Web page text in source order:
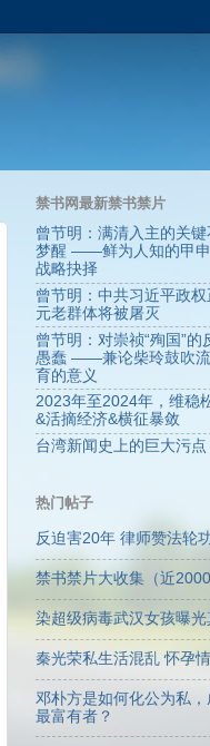
禁书网最新禁书禁片
曾节明：满清入主的关
梦醒 ——鲜为人知的甲申
战略抉择
曾节明：中共习近平政
元老群体将被屠灭
曾节明：对崇祯“殉国”
愚蠢 ——兼论柴玲鼓吹流
育的意义
2023年至2024年，维稳
&活摘经济&横征暴敛
台湾新闻史上的巨大污点
热门帖子
反迫害20年 律师赞法轮
禁书禁片大收集（近2000
染超级病毒武汉女孩曝光
秦光荣私生活混乱 怀孕
邓朴方是如何化公为私
最富有者？